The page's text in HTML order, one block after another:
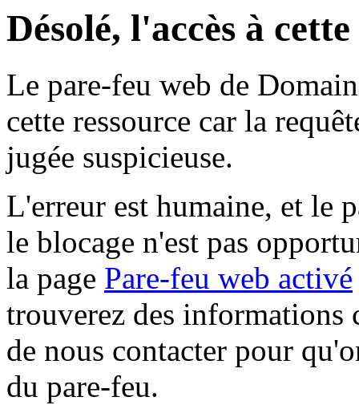
Désolé, l'accès à
Le pare-feu web de
cette ressource car la
jugée suspicieuse.
L'erreur est humaine, et le
le blocage n'est pas
la page Pare-feu web activé
trouverez des informations
de nous contacter pour
du pare-feu.